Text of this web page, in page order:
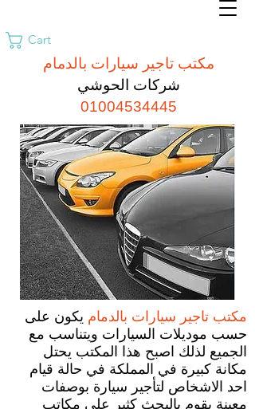
Cart
مكتب تاجير سيارات بالدمام
شركات الحوشي
01004534445
مكتب تاجير سيارات بالدمام يكون على
حسب موديلات السيارات ويتناسب مع
الجميع لذلك اصبح هذا المكتب يحتل
مكانة كبيرة في المملكة في حالة قيام
احد الاشخاص لتأجير سيارة بوصفات
معينة يقوم بالبحث كثير علي مكاتب